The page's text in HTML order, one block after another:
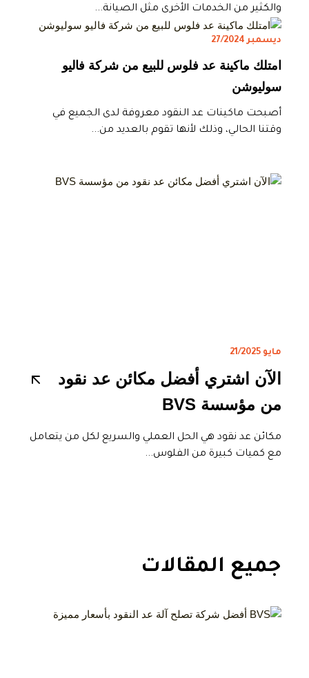
والكثير من الخدمات الأخرى مثل الصيانة...
ديسمبر 27/2024
امتلك ماكينة عد فلوس للبيع من شركة فاليو
سوليوشن
أصبحت ماكينات عد النقود معروفة لدى الجميع في
وقتنا الحالي، وذلك لأنها تقوم بالعديد من...
مايو 21/2025
الآن اشتري أفضل مكائن عد نقود
من مؤسسة BVS
مكائن عد نقود هي الحل العملي والسريع لكل من يتعامل
مع كميات كبيرة من الفلوس...
جميع المقالات